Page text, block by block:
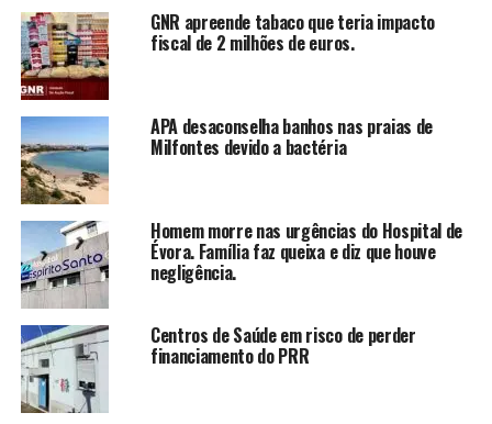
GNR apreende tabaco que teria impacto
fiscal de 2 milhões de euros.
APA desaconselha banhos nas praias de
Milfontes devido a bactéria
Homem morre nas urgências do Hospital de
Évora. Família faz queixa e diz que houve
negligência.
Centros de Saúde em risco de perder
financiamento do PRR